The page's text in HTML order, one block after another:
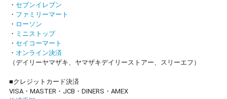
・ セブンイレブン
・ ファミリーマート
・ ローソン
・ ミニストップ
・ セイコーマート
・ オンライン決済
（デイリーヤマザキ、ヤマザキデイリーストアー、スリーエフ）
■クレジットカード決済
VISA・MASTER・JCB・DINERS・AMEX